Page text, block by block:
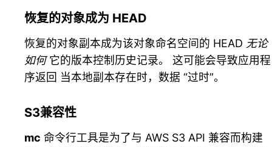
恢复的对象成为 HEAD
恢复的对象副本成为该对象命名空间的 HEAD 无论
如何它的版本控制历史记录。 这可能会导致应用程
序返回 当本地副本存在时，数据 “过时”。
S3兼容性
mc 命令行工具是为了与 AWS S3 API 兼容而构建